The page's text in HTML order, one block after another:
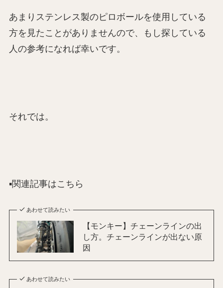
あまりステンレス製のピロボールを使用している
方を見たことがありませんので、もし探している
人の参考になれば幸いです。
それでは。
▪️関連記事はこちら
あわせて読みたい
【モンキー】チェーンラインの出
し方。チェーンラインが出ない原
因
あわせて読みたい